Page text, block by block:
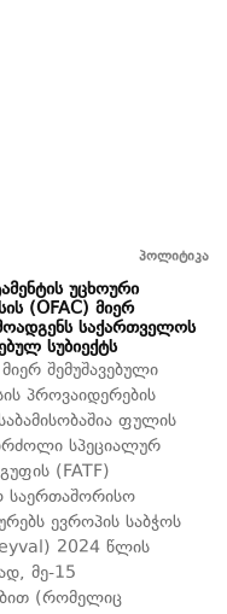
პოლიტიკა
უცხოური
(OFAC) მიერ
საქართველოს
სუბიექტს
შემუშავებული
პროვაიდერების
ფულის
სპეციალურ
(FATF)
საერთაშორისო
ევროპის საბჭოს
2024 წლის
მე-15
(რომელიც